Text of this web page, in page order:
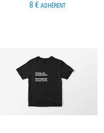
8 € ADHÉRENT